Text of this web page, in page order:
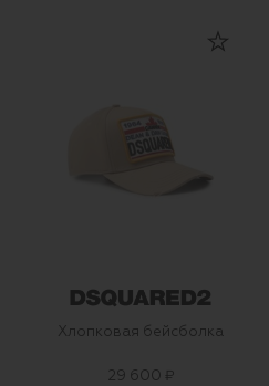
Хлопковая бейсболка
29 600 ₽